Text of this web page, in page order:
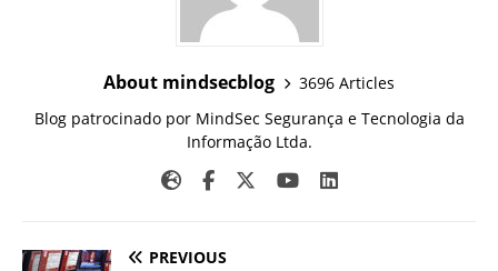
About mindsecblog
3696 Articles
Blog patrocinado por MindSec Segurança e Tecnologia da
Informação Ltda.
PREVIOUS